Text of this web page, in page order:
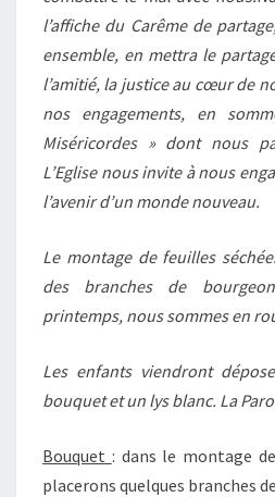
l’affiche du Carême de
ensemble, en mettra le
l’amitié, la justice au cœur de
nos engagements, en
Miséricordes » dont nous
L’Eglise nous invite à nous
l’avenir d’un monde nouveau.
Le montage de feuilles
des branches de
printemps, nous sommes en
Les enfants viendront
bouquet et un lys blanc. La
Bouquet : dans le montage
placerons quelques branches